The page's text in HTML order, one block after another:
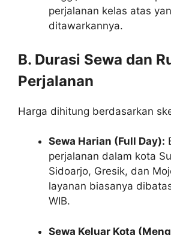
perjalanan kelas atas
ditawarkannya.
B. Durasi Sewa dan
Perjalanan
Harga dihitung berdasarkan
Sewa Harian (Full Day):
perjalanan dalam kota
Sidoarjo, Gresik, dan
layanan biasanya
WIB.
Sewa Keluar Kota